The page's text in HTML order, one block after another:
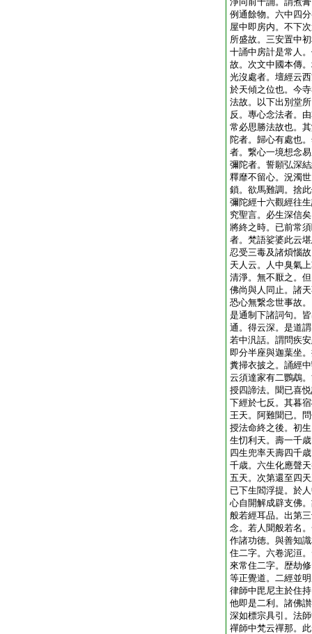
例通餘物。六中四
屋中即房内。不下
所盛故。三安置中
十誦中房計是常人
故。次文中國本傳
光沒處者。壇經云
於天傾之位也。今
法故。以下出別堂
反。專心念法者。
常必思勝法故也。
陀者。歸心有處也
者。繋心一境想念
彌陀者。誓願弘深
釋靡不留心。況濁
鎖。欲馬難調。捨
彌陀經十六觀經往
究聖言。必生深信
將終之時。已前常
者。梵語娑婆此云
忍受三毒及諸煩惱
天人云。人中臭氣
清淨。無不厭之。
佛尚與人同止。諸
恐心無繋念世事故
是通制下諸詞句。
通。得云深。是道
若中汎話。謂問疾
即分半座與迦葉坐
糞掃衣披之。誦經
云須達家有二鸚鵡
授四諦法。聞已喜
下經於七反。其暮
王天。阿難聞已。
授法命終之後。初
生忉利天。壽一千
四生兜率天壽四千
千歳。六生化應聲
五天。次第還至四
已下生閻浮提。於
心自開解成辟支佛
般若經耳品。出第
念。若人聞般若名
作諸功徳。與善知
住二字。六卷泥洹
來常住二字。歴劫
等正覺道。二經並
律師中毘尼主於住
他即是二利。諸佛
深如標宗具引。法
禪師中梵云禪那。